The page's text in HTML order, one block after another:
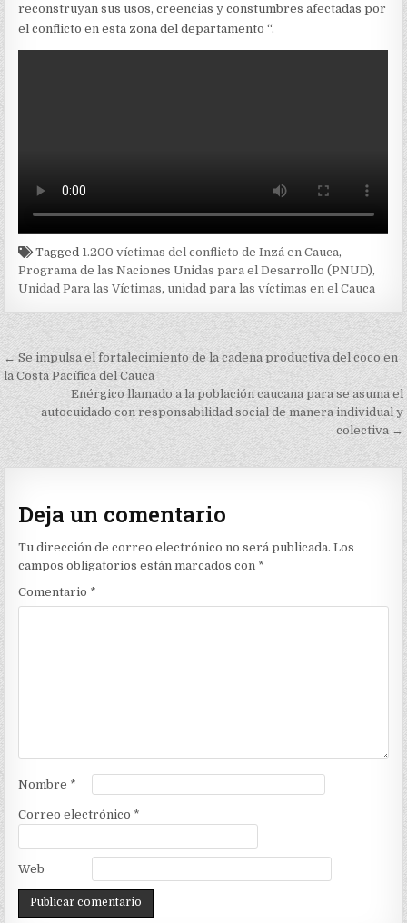
reconstruyan sus usos, creencias y constumbres afectadas por
el conflicto en esta zona del departamento “.
Tagged 1.200 víctimas del conflicto de Inzá en Cauca,
Programa de las Naciones Unidas para el Desarrollo (PNUD),
Unidad Para las Víctimas, unidad para las víctimas en el Cauca
Navegación
de
entradas
← Se impulsa el fortalecimiento de la cadena productiva del coco en
la Costa Pacífica del Cauca
Enérgico llamado a la población caucana para se asuma el
autocuidado con responsabilidad social de manera individual y
colectiva →
Deja un comentario
Tu dirección de correo electrónico no será publicada. Los
campos obligatorios están marcados con *
Comentario *
Nombre *
Correo electrónico *
Web